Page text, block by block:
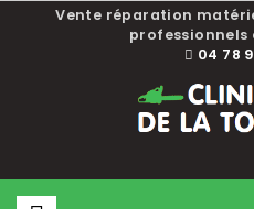
Vente réparation
04 78